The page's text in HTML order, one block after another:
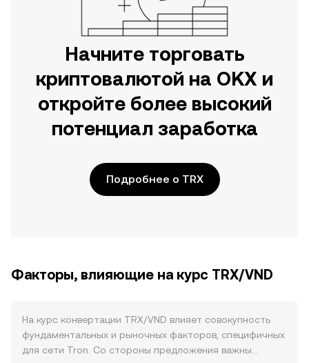
Начните торговать
криптовалютой на OKX и
откройте более высокий
потенциал заработка
Подробнее о TRX
Факторы, влияющие на курс TRX/VND
На курс конвертации TRX/VND влияет совокупность
фундаментальных и рыночных факторов, специфичных
для сети Tron. Со стороны предложения важны